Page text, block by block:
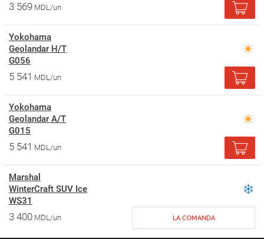
3 569 MDL/un
Yokohama
Geolandar H/T
G056
5 541 MDL/un
Yokohama
Geolandar A/T
G015
5 541 MDL/un
Marshal
WinterCraft SUV Ice
WS31
3 400 MDL/un LA COMANDA